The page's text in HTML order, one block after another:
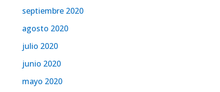
septiembre 2020
agosto 2020
julio 2020
junio 2020
mayo 2020